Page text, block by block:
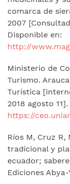
comarca de
2007
Disponible en:
http://www.magina.org/
Ministerio de
Turismo.
Turística
2018 agosto
https://ceo.uniandes.edu.co/images/
Ríos M, Cruz R,
tradicional y
ecuador;
Ediciones